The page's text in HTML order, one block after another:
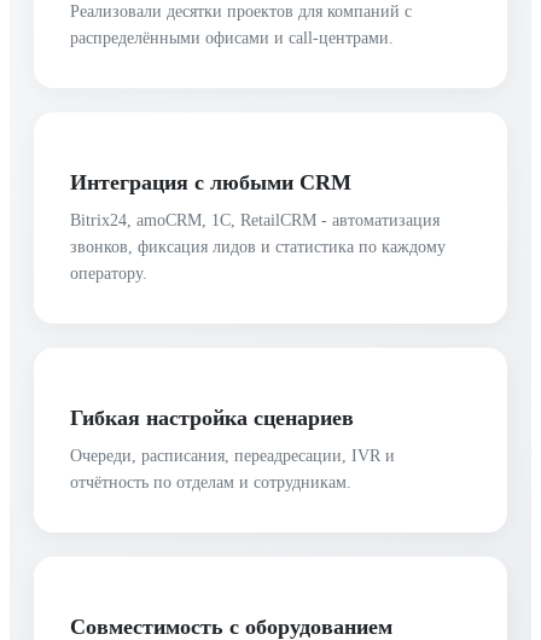
Реализовали десятки проектов для компаний с
распределёнными офисами и call-центрами.
Интеграция с любыми CRM
Bitrix24, amoCRM, 1С, RetailCRM - автоматизация
звонков, фиксация лидов и статистика по каждому
оператору.
Гибкая настройка сценариев
Очереди, расписания, переадресации, IVR и
отчётность по отделам и сотрудникам.
Совместимость с оборудованием